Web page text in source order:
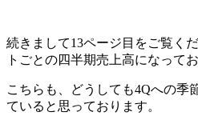
続きまして13ページ目をご覧く
トごとの四半期売上高になってお
こちらも、どうしても4Qへの季
ていると思っております。